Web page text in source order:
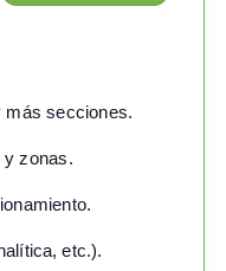
más secciones.
y zonas.
etc.).